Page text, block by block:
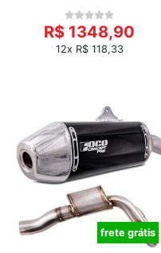
R$ 1348,90
12x R$ 118,33
frete grátis